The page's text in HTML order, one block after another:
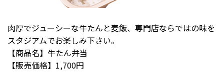
肉厚でジューシーな牛たんと麦飯、専門店ならではの味を
スタジアムでお楽しみ下さい。
【商品名】牛たん弁当
【販売価格】1,700円